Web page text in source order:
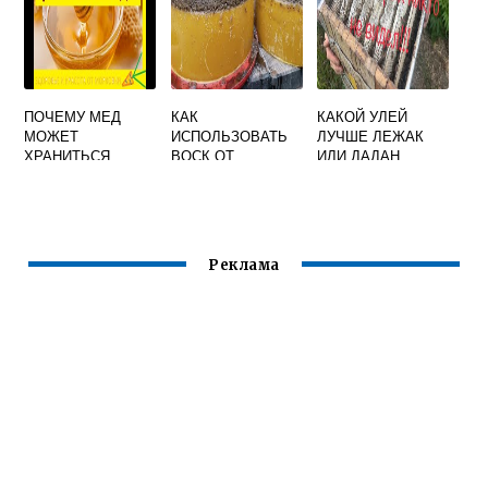
ПОЧЕМУ МЕД
МОЖЕТ
ХРАНИТЬСЯ
КАК
ИСПОЛЬЗОВАТЬ
ВОСК ОТ
КАКОЙ УЛЕЙ
ЛУЧШЕ ЛЕЖАК
ИЛИ ДАДАН
Реклама